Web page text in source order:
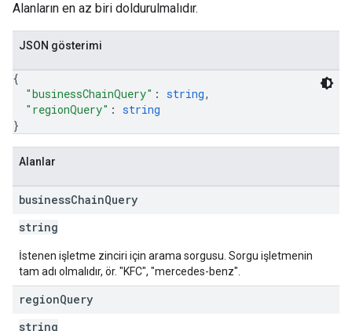
Alanların en az biri doldurulmalıdır.
JSON gösterimi
{
"businessChainQuery" : string,
"regionQuery" : string
}
Alanlar
businessChainQuery
string
İstenen işletme zinciri için arama sorgusu. Sorgu işletmenin
tam adı olmalıdır, ör. "KFC", "mercedes-benz".
regionQuery
string